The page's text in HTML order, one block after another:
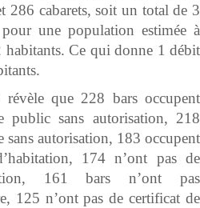
286 cabarets, soit un total de 3
une population estimée à
habitants. Ce qui donne 1 débit
révèle que 228 bars occupent
public sans autorisation, 218
autorisation, 183 occupent
174 n’ont pas de
161 bars n’ont pas
125 n’ont pas de certificat de